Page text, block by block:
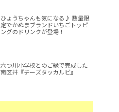
ひょうちゃんも気になる♪ 数量限
定でかぬまブランドいちごトッピ
ングのドリンクが登場！
六つ川小学校とのご縁で完成した
南区丼『チーズタッカルビ』